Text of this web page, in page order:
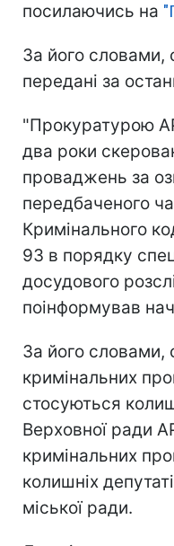
посилаючись на
За його словами,
передані за
"Прокуратурою
два роки
проваджень за
передбаченого
Кримінального
93 в порядку
досудового
поінформував
За його словами,
кримінальних
стосуються
Верховної ради
кримінальних
колишніх
міської ради.